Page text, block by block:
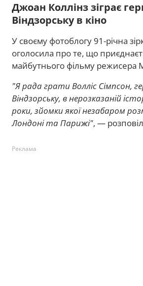
Джоан Коллінз зіграє
Віндзорську в кіно
У своєму фотоблогу 91-річна
оголосила про те, що
майбутнього фільму
"Я рада грати Волліс Сімпсон,
Віндзорську, в нерозказаній
роки, зйомки якої незабаром
Лондоні та Парижі", —
Реклама